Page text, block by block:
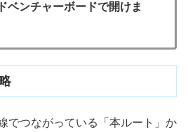
ベンチャーボードで開けま
でつながっている「本ルート」か